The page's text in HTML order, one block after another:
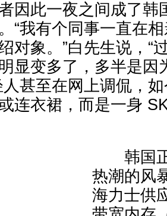
此一夜之间成了韩
“我有个同事一直在
对象。”白先生说，“
显变多了，多半是因
人甚至在网上调侃，
连衣裙，而是一身
韩国正
热潮的风
海力士供